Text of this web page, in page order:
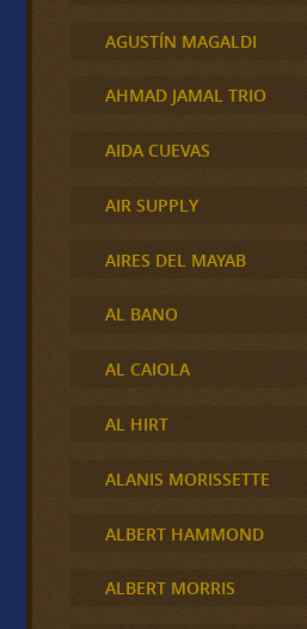
AGUSTÍN MAGALDI
AHMAD JAMAL TRIO
AIDA CUEVAS
AIR SUPPLY
AIRES DEL MAYAB
AL BANO
AL CAIOLA
AL HIRT
ALANIS MORISSETTE
ALBERT HAMMOND
ALBERT MORRIS